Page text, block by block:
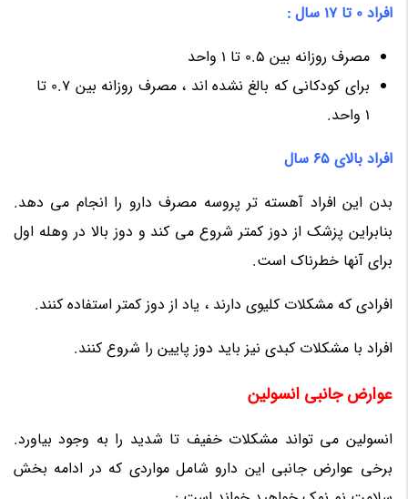
افراد 0 تا 17 سال :
مصرف روزانه بین 0.5 تا 1 واحد
برای کودکانی که بالغ نشده اند ، مصرف روزانه بین 0.7 تا
1 واحد.
افراد بالای 65 سال
بدن این افراد آهسته تر پروسه مصرف دارو را انجام می دهد.
بنابراین پزشک از دوز کمتر شروع می کند و دوز بالا در وهله اول
برای آنها خطرناک است.
افرادی که مشکلات کلیوی دارند ، یاد از دوز کمتر استفاده کنند.
افراد با مشکلات کبدی نیز باید دوز پایین را شروع کنند.
عوارض جانبی انسولین
انسولین می تواند مشکلات خفیف تا شدید را به وجود بیاورد.
برخی عوارض جانبی این دارو شامل مواردی که در ادامه بخش